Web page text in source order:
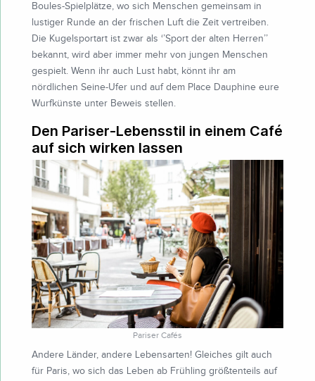
Boules-Spielplätze, wo sich Menschen gemeinsam in
lustiger Runde an der frischen Luft die Zeit vertreiben.
Die Kugelsportart ist zwar als ‘’Sport der alten Herren’’
bekannt, wird aber immer mehr von jungen Menschen
gespielt. Wenn ihr auch Lust habt, könnt ihr am
nördlichen Seine-Ufer und auf dem Place Dauphine eure
Wurfkünste unter Beweis stellen.
Den Pariser-Lebensstil in einem Café
auf sich wirken lassen
Pariser Cafés
Andere Länder, andere Lebensarten! Gleiches gilt auch
für Paris, wo sich das Leben ab Frühling größtenteils auf